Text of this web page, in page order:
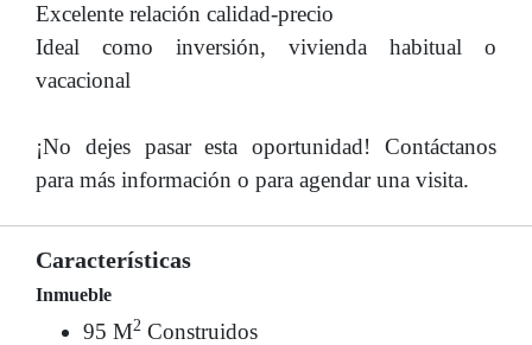
Excelente relación calidad-precio
Ideal como inversión, vivienda habitual o
vacacional
¡No dejes pasar esta oportunidad! Contáctanos
para más información o para agendar una visita.
Características
Inmueble
95 M2 Construidos